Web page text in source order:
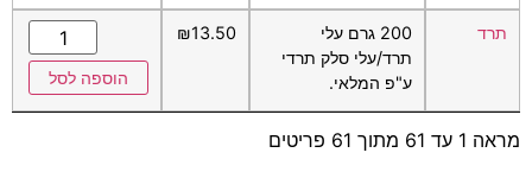
תרד
200 גרם עלי
תרד/עלי סלק תרדי
ע"פ המלאי.
₪13.50
הוספה לסל
מראה 1 עד 61 מתוך 61 פריטים